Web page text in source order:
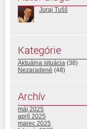
Juraj Tušš
Kategórie
Aktuálna situácia (38)
Nezaradené (48)
Archív
máj 2025
apríl 2025
marec 2025